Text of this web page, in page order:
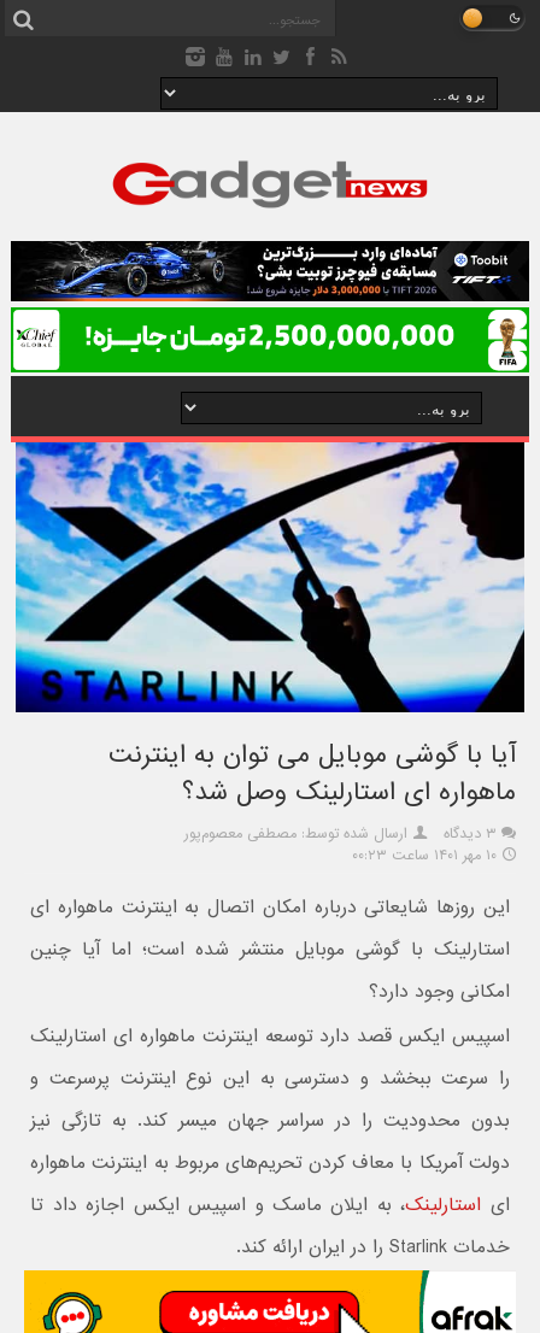
آیا با گوشی موبایل می توان به اینترنت
ماهواره ای استارلینک وصل شد؟
۳ دیدگاه
ارسال شده توسط: مصطفی معصوم‌پور
۱۰ مهر ۱۴۰۱ ساعت ۰۰:۲۳
این روزها شایعاتی درباره امکان اتصال به اینترنت ماهواره ای
استارلینک با گوشی موبایل منتشر شده است؛ اما آیا چنین
امکانی وجود دارد؟
اسپیس ایکس قصد دارد توسعه اینترنت ماهواره ای استارلینک
را سرعت ببخشد و دسترسی به این نوع اینترنت پرسرعت و
بدون محدودیت را در سراسر جهان میسر کند. به تازگی نیز
دولت آمریکا با معاف کردن تحریم‌های مربوط به اینترنت ماهواره
ای استارلینک، به ایلان ماسک و اسپیس ایکس اجازه داد تا
خدمات Starlink را در ایران ارائه کند.